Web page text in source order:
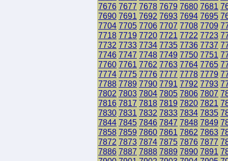
7676 7677 7678 7679 7680 7681
7690 7691 7692 7693 7694 7695
7704 7705 7706 7707 7708 7709
7718 7719 7720 7721 7722 7723
7732 7733 7734 7735 7736 7737
7746 7747 7748 7749 7750 7751
7760 7761 7762 7763 7764 7765
7774 7775 7776 7777 7778 7779
7788 7789 7790 7791 7792 7793
7802 7803 7804 7805 7806 7807
7816 7817 7818 7819 7820 7821
7830 7831 7832 7833 7834 7835
7844 7845 7846 7847 7848 7849
7858 7859 7860 7861 7862 7863
7872 7873 7874 7875 7876 7877
7886 7887 7888 7889 7890 7891